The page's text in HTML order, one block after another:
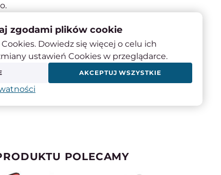
ABRASIVE ARTICLES Spółka z o.o. Sp.k.
10, 62-600 Koło
Polska
POLECAMY
zgodami plików cookie
Dowiedz się więcej o celu ich
ustawień Cookies w przeglądarce.
AKCEPTUJ WSZYSTKIE